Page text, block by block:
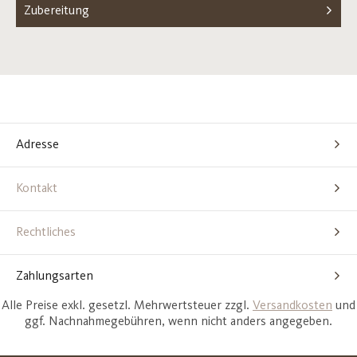
Zubereitung
Adresse
Kontakt
Rechtliches
Zahlungsarten
Alle Preise exkl. gesetzl. Mehrwertsteuer zzgl. Versandkosten und
ggf. Nachnahmegebühren, wenn nicht anders angegeben.